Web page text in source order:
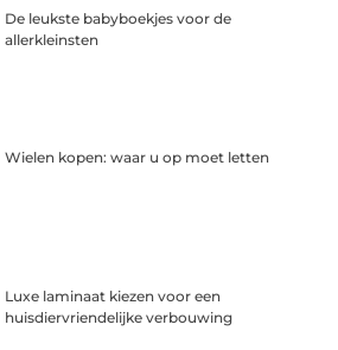
De leukste babyboekjes voor de
allerkleinsten
Wielen kopen: waar u op moet letten
Luxe laminaat kiezen voor een
huisdiervriendelijke verbouwing